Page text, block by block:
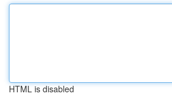
HTML is disabled